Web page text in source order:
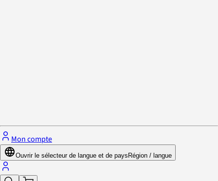
Mon compte
Ouvrir le sélecteur de langue et de pays Région / langue